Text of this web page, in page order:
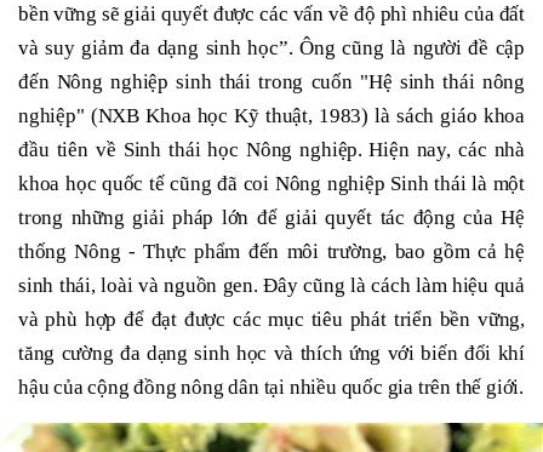
bền vững sẽ giải quyết được các vấn về độ phì nhiêu của đất
và suy giảm đa dạng sinh học”.Ông cũng là người đề cập
đến Nông nghiệp sinh tháitrong cuốn "Hệ sinh thái nông
nghiệp" (NXB Khoa học Kỹ thuật, 1983) là sách giáo khoa
đầu tiên về Sinh thái học Nông nghiệp. Hiện nay, các nhà
khoa học quốc tế cũng đã coi Nông nghiệp Sinh thái là một
trong những giải pháp lớn để giải quyết tác động của Hệ
thống Nông - Thực phẩm đến môi trường, bao gồm cả hệ
sinh thái, loài và nguồn gen.Đây cũng là cách làm hiệu quả
và phù hợp để đạt được các mục tiêu phát triển bền vững,
tăng cường đa dạng sinh học và thích ứng với biến đổi khí
hậu của cộng đồng nông dân tại nhiều quốc gia trên thế giới.